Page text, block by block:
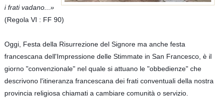
i frati vadano...»
(Regola VI : FF 90)
Oggi, Festa della Risurrezione del Signore ma anche festa
francescana dell'Impressione delle Stimmate in San Francesco, è il
giorno "convenzionale" nel quale si attuano le "obbedienze" che
descrivono l'itineranza francescana dei frati conventuali della nostra
provincia religiosa chiamati a cambiare comunità o servizio.